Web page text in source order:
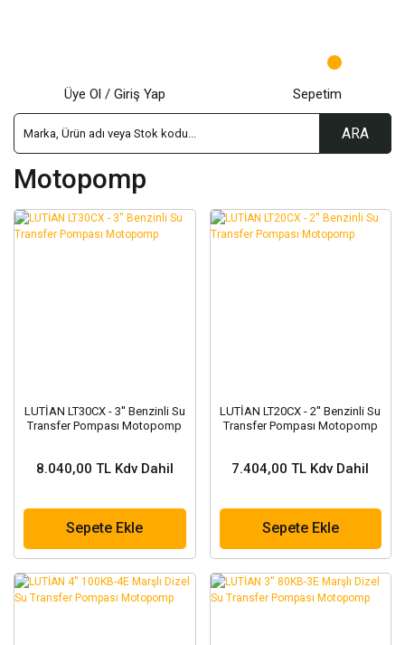
ARA
Üye Ol / Giriş Yap Sepetim
Motopomp
LUTİAN LT30CX - 3'' Benzinli Su
Transfer Pompası Motopomp
8.040,00 TL Kdv Dahil
Sepete Ekle
LUTİAN LT20CX - 2'' Benzinli Su
Transfer Pompası Motopomp
7.404,00 TL Kdv Dahil
Sepete Ekle